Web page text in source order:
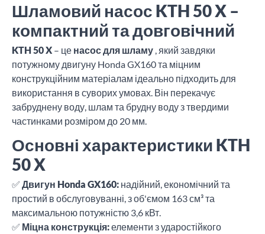
Шламовий насос KTH 50 X –
компактний та довговічний
KTH 50 X – це насос для шламу , який завдяки
потужному двигуну Honda GX160 та міцним
конструкційним матеріалам ідеально підходить для
використання в суворих умовах. Він перекачує
забруднену воду, шлам та брудну воду з твердими
частинками розміром до 20 мм.
Основні характеристики KTH
50 X
✅ Двигун Honda GX160: надійний, економічний та
простий в обслуговуванні, з об'ємом 163 см³ та
максимальною потужністю 3,6 кВт.
✅ Міцна конструкція:елементи з ударостійкого